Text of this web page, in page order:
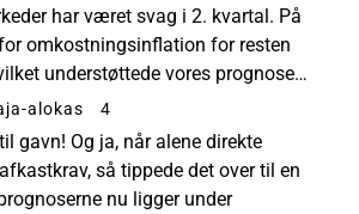
har været svag i 2. kvartal. På
omkostningsinflation for resten
understøttede vores prognoser
for hele...
alokas 4
gavn! Og ja, når alene direkte
så tippede det over til en
nu ligger under